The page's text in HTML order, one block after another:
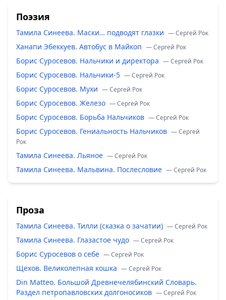
Поэзия
Тамила Синеева. Маски… подводят глазки — Сергей Рок
Ханапи Эбеккуев. Автобус в Майкоп — Сергей Рок
Борис Суросевов. Нальчики и директора — Сергей Рок
Борис Суросевов. Нальчики-5 — Сергей Рок
Борис Суросевов. Мухи — Сергей Рок
Борис Суросевов. Железо — Сергей Рок
Борис Суросевов. Борьба Нальчиков — Сергей Рок
Борис Суросевов. Гениальность Нальчиков — Сергей
Рок
Тамила Синеева. Льяное — Сергей Рок
Тамила Синеева. Мальвина. Послесловие — Сергей Рок
Проза
Тамила Синеева. Тилли (сказка о зачатии) — Сергей Рок
Тамила Синеева. Глазастое чудо — Сергей Рок
Борис Суросевов о себе — Сергей Рок
Щехов. Великолепная кошка — Сергей Рок
Din Matteo. Большой Древнечелябинский Словарь.
Раздел петропавловских долгоносиков — Сергей Рок